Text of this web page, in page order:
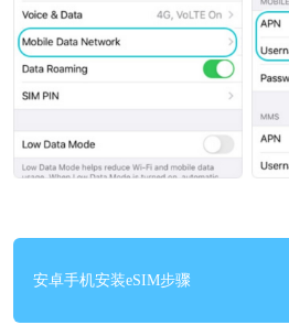
安卓手机安装eSIM步骤